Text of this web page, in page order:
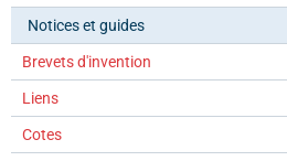
Notices et guides
Brevets d'invention
Liens
Cotes